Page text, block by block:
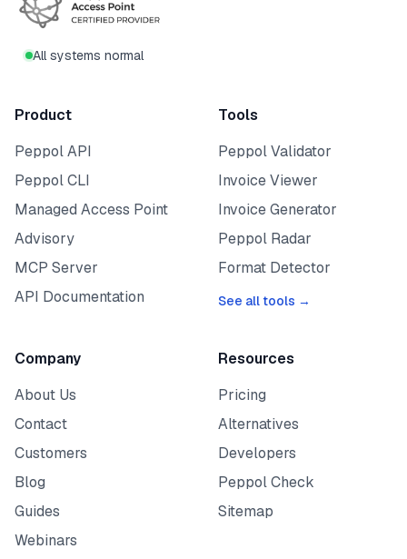
All systems normal
Product
Peppol API
Peppol CLI
Managed Access Point
Advisory
MCP Server
API Documentation
Tools
Peppol Validator
Invoice Viewer
Invoice Generator
Peppol Radar
Format Detector
See all tools →
Company
About Us
Contact
Customers
Blog
Guides
Webinars
Resources
Pricing
Alternatives
Developers
Peppol Check
Sitemap